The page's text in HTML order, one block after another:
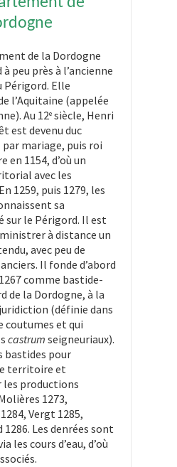
de la Dordogne
peu près à l’ancienne
Périgord. Elle
l’Aquitaine (appelée
Au 12e siècle, Henri
est devenu duc
par mariage, puis roi
en 1154, d’où un
avec les
1259, puis 1279, les
sa
sur le Périgord. Il est
à distance un
avec peu de
Il fonde d’abord
comme bastide-
de la Dordogne, à la
(définie dans
coutumes et qui
castrum seigneuriaux).
bastides pour
territoire et
les productions
1273,
Vergt 1285,
1286. Les denrées sont
les cours d’eau, d’où